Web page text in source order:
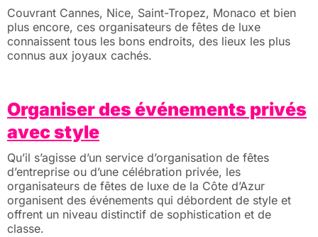
Couvrant Cannes, Nice, Saint-Tropez, Monaco et bien
plus encore, ces organisateurs de fêtes de luxe
connaissent tous les bons endroits, des lieux les plus
connus aux joyaux cachés.
Organiser des événements privés
avec style
Qu’il s’agisse d’un service d’organisation de fêtes
d’entreprise ou d’une célébration privée, les
organisateurs de fêtes de luxe de la Côte d’Azur
organisent des événements qui débordent de style et
offrent un niveau distinctif de sophistication et de
classe.